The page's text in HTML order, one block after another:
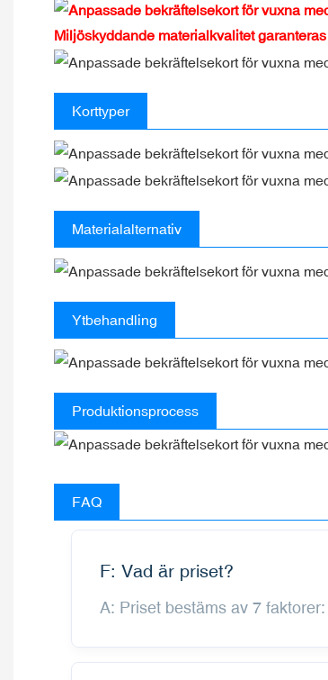
Miljöskyddande materialkvalitet garanteras
Korttyper
Materialalternativ
Ytbehandling
Produktionsprocess
FAQ
F: Vad är priset?
A: Priset bestäms av 7